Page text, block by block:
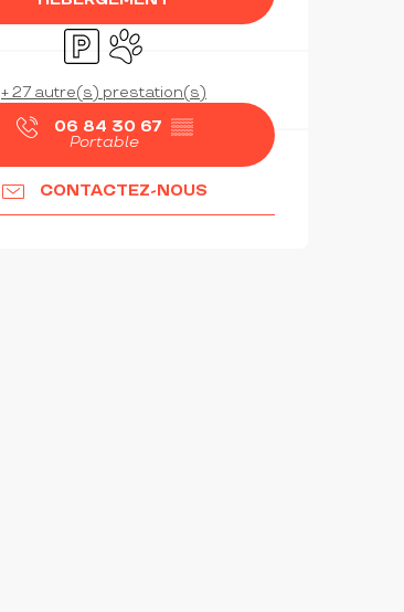
ParkingAnimaux acceptés
+ 27 autre(s) prestation(s)
06 84 30 67 ▒▒
Portable
CONTACTEZ-NOUS